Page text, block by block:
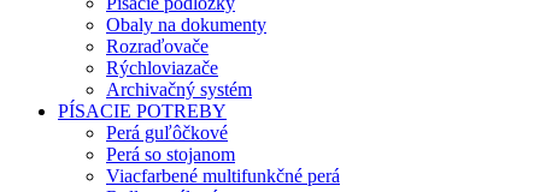
Obaly na dokumenty
Rozraďovače
Rýchloviazače
Archivačný systém
PÍSACIE POTREBY
Perá guľôčkové
Perá so stojanom
Viacfarbené multifunkčné perá